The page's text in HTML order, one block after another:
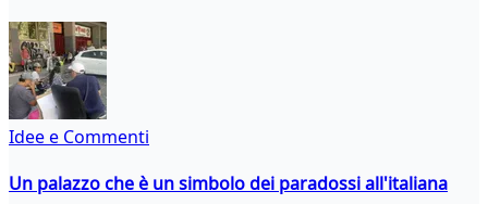
Idee e Commenti
Un palazzo che è un simbolo dei paradossi all'italiana